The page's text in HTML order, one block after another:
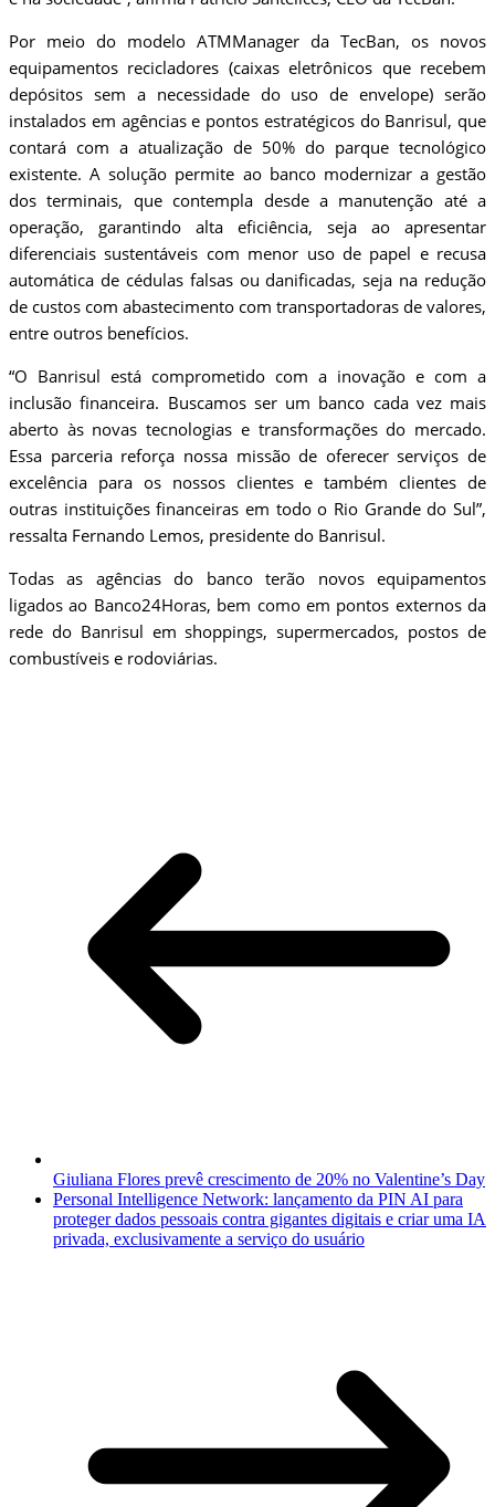
Por meio do modelo ATMManager da TecBan, os novos
equipamentos recicladores (caixas eletrônicos que recebem
depósitos sem a necessidade do uso de envelope) serão
instalados em agências e pontos estratégicos do Banrisul, que
contará com a atualização de 50% do parque tecnológico
existente. A solução permite ao banco modernizar a gestão
dos terminais, que contempla desde a manutenção até a
operação, garantindo alta eficiência, seja ao apresentar
diferenciais sustentáveis com menor uso de papel e recusa
automática de cédulas falsas ou danificadas, seja na redução
de custos com abastecimento com transportadoras de valores,
entre outros benefícios.
“O Banrisul está comprometido com a inovação e com a
inclusão financeira. Buscamos ser um banco cada vez mais
aberto às novas tecnologias e transformações do mercado.
Essa parceria reforça nossa missão de oferecer serviços de
excelência para os nossos clientes e também clientes de
outras instituições financeiras em todo o Rio Grande do Sul”,
ressalta Fernando Lemos, presidente do Banrisul.
Todas as agências do banco terão novos equipamentos
ligados ao Banco24Horas, bem como em pontos externos da
rede do Banrisul em shoppings, supermercados, postos de
combustíveis e rodoviárias.
Giuliana Flores prevê crescimento de 20% no Valentine’s Day
Personal Intelligence Network: lançamento da PIN AI para
proteger dados pessoais contra gigantes digitais e criar uma IA
privada, exclusivamente a serviço do usuário